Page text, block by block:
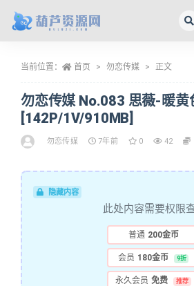
当前位置： 首页 勿恋传媒 正文
勿恋传媒 No.083 思薇-暖黄
[142P/1V/910MB]
勿恋传媒 7年前 0 42
隐藏内容
此处内容需要权限
普通 200金币
会员 180金币 9折
永久会员 免费 推荐